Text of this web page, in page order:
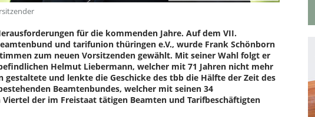
für die kommenden Jahre. Auf dem VII.
und tarifunion thüringen e.V., wurde Frank Schönborn
zum neuen Vorsitzenden gewählt. Mit seiner Wahl folgt er
Helmut Liebermann, welcher mit 71 Jahren nicht mehr
gestaltete und lenkte die Geschicke des tbb die Hälfte der Zeit des
Beamtenbundes, welcher mit seinen 34
der im Freistaat tätigen Beamten und Tarifbeschäftigten